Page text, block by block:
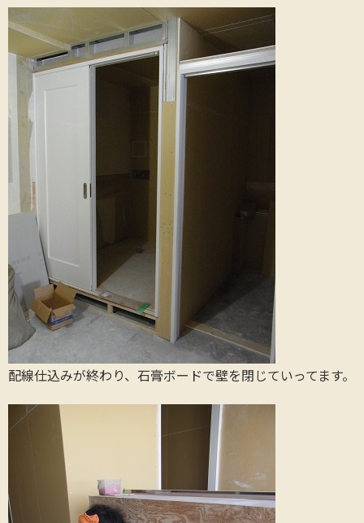
配線仕込みが終わり、石膏ボードで壁を閉じていってます。